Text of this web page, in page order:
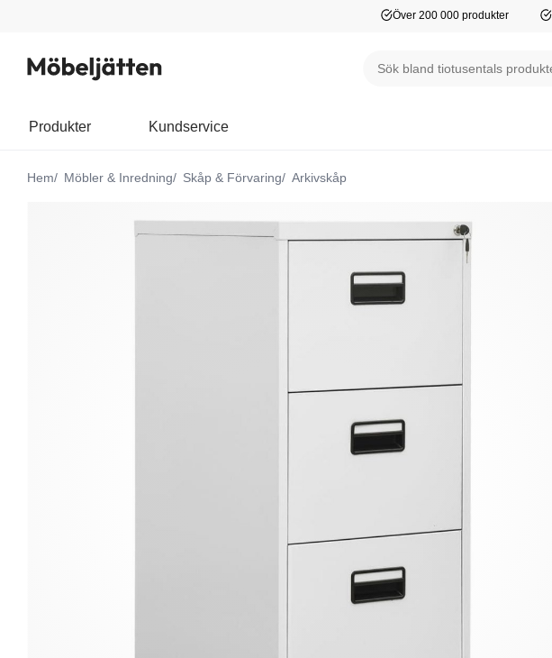
Över 200 000 produkter
Produkter Kundservice
Hem Möbler & Inredning Skåp & Förvaring Arkivskåp